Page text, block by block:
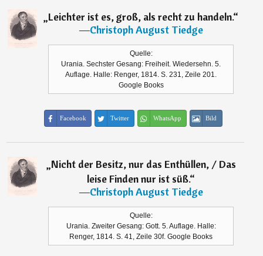
„Leichter ist es, groß, als recht zu handeln.“
―Christoph August Tiedge
Quelle:
Urania. Sechster Gesang: Freiheit. Wiedersehn. 5.
Auflage. Halle: Renger, 1814. S. 231, Zeile 201.
Google Books
Facebook Twitter WhatsApp Bild
„Nicht der Besitz, nur das Enthüllen, / Das
leise Finden nur ist süß.“
―Christoph August Tiedge
Quelle:
Urania. Zweiter Gesang: Gott. 5. Auflage. Halle:
Renger, 1814. S. 41, Zeile 30f. Google Books